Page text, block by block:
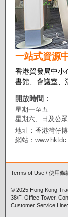
一站式資源
香港貿發局中小
書館、會議室、
開放時間：
星期一至五
星期六、日及公
地址：香港灣仔
網站：
Terms of Use / 使用條
© 2025 Hong Kong
38/F, Office Tower,
Customer Service